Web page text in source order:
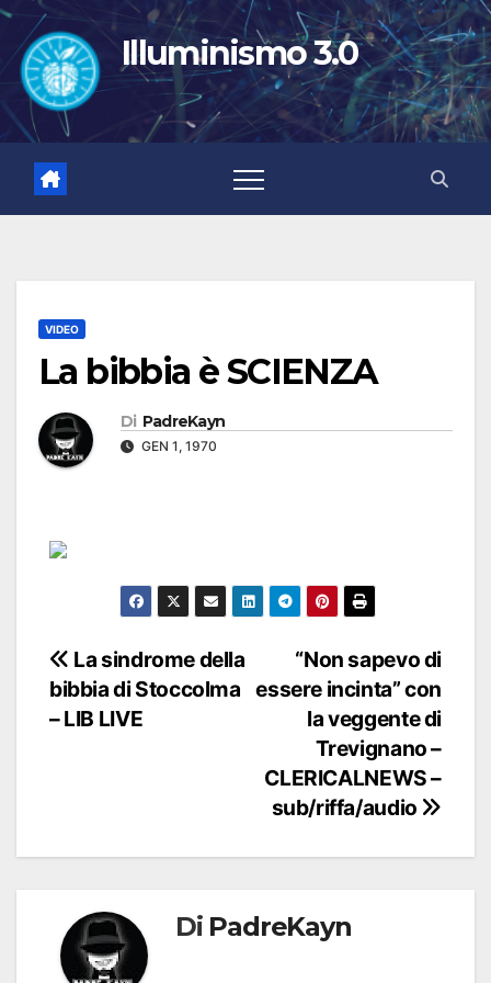
Salta
contenuto
Illuminismo 3.0
VIDEO
La bibbia è SCIENZA
Di PadreKayn
GEN 1, 1970
Navigazione
articoli
“Non sapevo di
essere incinta” con
la veggente di
Trevignano –
CLERICALNEWS –
sub/riffa/audio
La sindrome della
bibbia di Stoccolma
– LIB LIVE
Di PadreKayn